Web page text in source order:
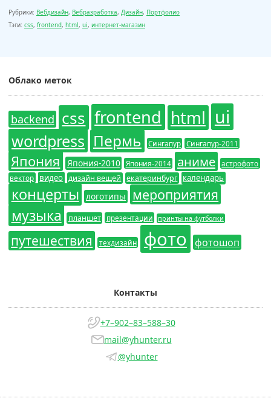
Рубрики: Вебдизайн, Вебразработка, Дизайн, Портфолио
Тэги: css, frontend, html , ui, интернет-магазин
Облако меток
backend css frontend html ui
wordpress Пермь Сингапур Сингапур-2011
Япония Япония-2010 Япония-2014 аниме
астрофото
вектор
видео дизайн вещей екатеринбург календарь
концерты логотипы мероприятия
музыка планшет презентации принты на футболки
путешествия техдизайн фото фотошоп
Контакты
+7–902–83–588–30
mail@yhunter.ru
@yhunter